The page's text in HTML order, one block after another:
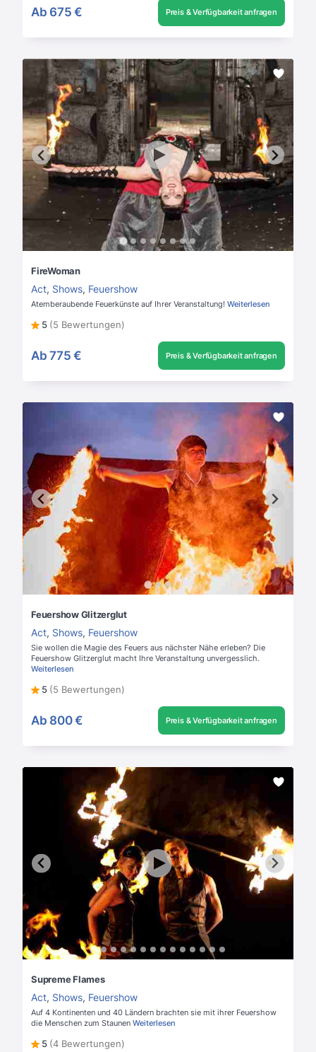
Ab 675 € Preis & Verfügbarkeit anfragen
FireWoman
Act, Shows, Feuershow
Atemberaubende Feuerkünste auf Ihrer Veranstaltung! Weiterlesen
5 (5 Bewertungen)
Ab 775 € Preis & Verfügbarkeit anfragen
Feuershow Glitzerglut
Act, Shows, Feuershow
Sie wollen die Magie des Feuers aus nächster Nähe erleben? Die
Feuershow Glitzerglut macht Ihre Veranstaltung unvergesslich.
Weiterlesen
5 (5 Bewertungen)
Ab 800 € Preis & Verfügbarkeit anfragen
Supreme Flames
Act, Shows, Feuershow
Auf 4 Kontinenten und 40 Ländern brachten sie mit ihrer Feuershow
die Menschen zum Staunen Weiterlesen
5 (4 Bewertungen)